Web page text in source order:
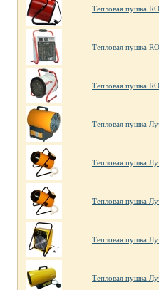
Тепловая пушка
Тепловая пушка
Тепловая пушка
Тепловая пушка
Тепловая пушка
Тепловая пушка
Тепловая пушка
Тепловая пушка